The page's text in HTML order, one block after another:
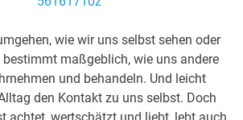
wie wir uns selbst sehen oder
bestimmt maßgeblich, wie uns andere
und behandeln. Und leicht
den Kontakt zu uns selbst. Doch